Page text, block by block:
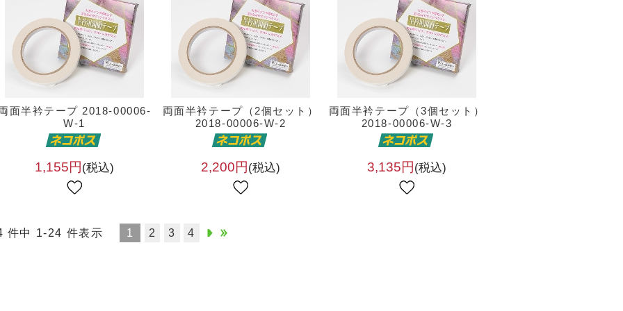
面半衿テープ 2018-00006-
W-1
1,155円 (税込)
両面半衿テープ（2個セット）
2018-00006-W-2
2,200円 (税込)
両面半衿テープ（3個セット）
2018-00006-W-3
3,135円 (税込)
件中 1-24 件表示 1 2 3 4